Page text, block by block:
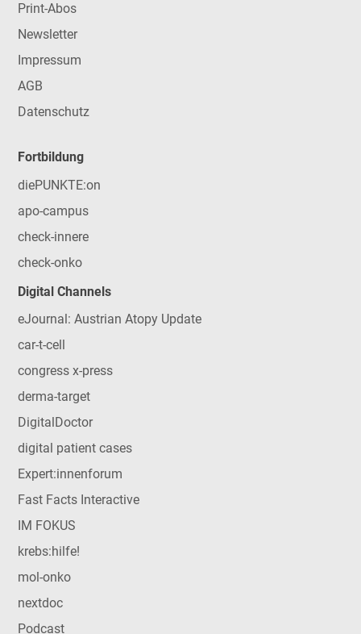
Print-Abos
Newsletter
Impressum
AGB
Datenschutz
Fortbildung
diePUNKTE:on
apo-campus
check-innere
check-onko
Digital Channels
eJournal: Austrian Atopy Update
car-t-cell
congress x-press
derma-target
DigitalDoctor
digital patient cases
Expert:innenforum
Fast Facts Interactive
IM FOKUS
krebs:hilfe!
mol-onko
nextdoc
Podcast